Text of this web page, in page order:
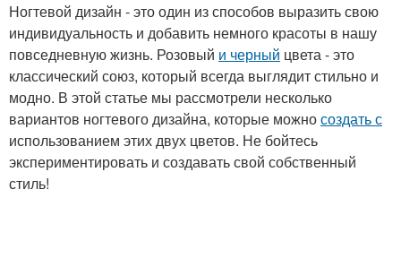
Ногтевой дизайн - это один из способов выразить свою
индивидуальность и добавить немного красоты в нашу
повседневную жизнь. Розовый и черный цвета - это
классический союз, который всегда выглядит стильно и
модно. В этой статье мы рассмотрели несколько
вариантов ногтевого дизайна, которые можносоздать с
использованием этих двух цветов. Не бойтесь
экспериментировать и создавать свой собственный
стиль!